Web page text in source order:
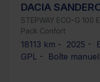
DACIA
STEPWAY ECO-G
Pack Confort
18113 km - 2025 -
GPL - Boîte